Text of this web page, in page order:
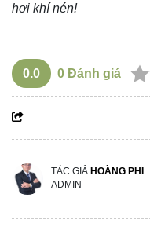
hơi khí nén!
0.0 0 Đánh giá
TÁC GIẢ HOÀNG PHI
ADMIN